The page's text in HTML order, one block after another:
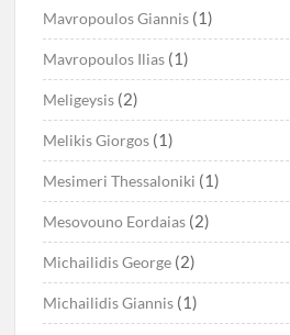
Mavropoulos Giannis (1)
Mavropoulos Ilias (1)
Meligeysis (2)
Melikis Giorgos (1)
Mesimeri Thessaloniki (1)
Mesovouno Eordaias (2)
Michailidis George (2)
Michailidis Giannis (1)